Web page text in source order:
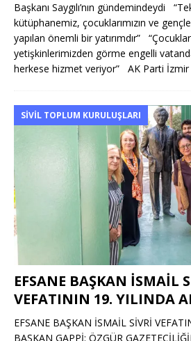
Başkanı Saygılı’nın gündemindeydi
kütüphanemiz, çocuklarımızın ve
yapılan önemli bir yatırımdır”
yetişkinlerimizden görme engelli
herkese hizmet veriyor” AK Parti İzmir
SIVIL TOPLUM KURULUŞLARI
EFSANE BAŞKAN İSMAİL
VEFATININ 19. YILINDA
EFSANE BAŞKAN İSMAİL SİVRİ
BAŞKAN GAPPİ: ÖZGÜR